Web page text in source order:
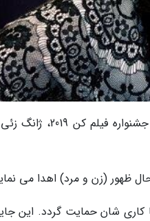
به گزارش خبرگزاری مهر به نقل از ورایتی، در نوزدهمین سال اهدای جایزه شوپارد
ظهور (زن و مرد) اهدا می
کاری شان حمایت گردد. این